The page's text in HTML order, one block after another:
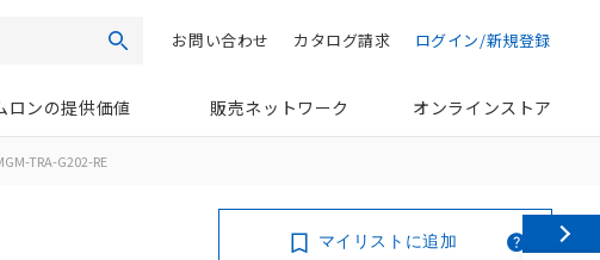
検索 ログイン/新規登録
カタログ請求
お問い合わせ
ロンの提供価値 販売ネットワーク オンラインストア
TRA-G202-RE
マイリストに追加